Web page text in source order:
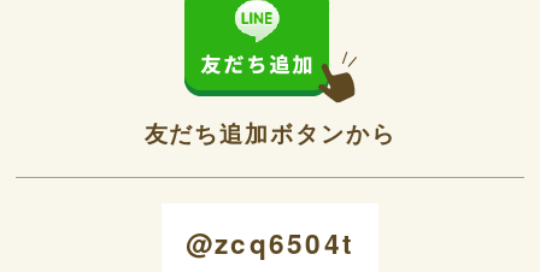
友だち追加ボタンから
@zcq6504t